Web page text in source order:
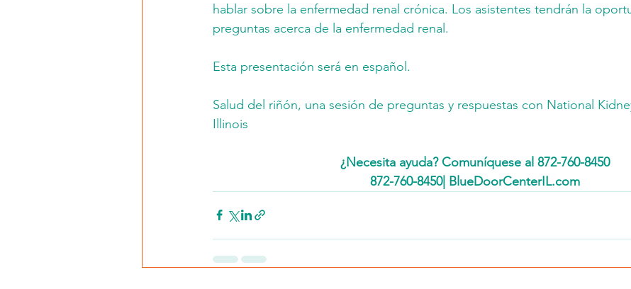
hablar sobre la enfermedad renal crónica. Los asistentes tendrán la
preguntas acerca de la enfermedad renal.
Esta presentación será en español.
Salud del riñón, una sesión de preguntas y respuestas con National
Illinois
¿Necesita ayuda? Comuníquese al 872-760-8450
872-760-8450| BlueDoorCenterIL.com